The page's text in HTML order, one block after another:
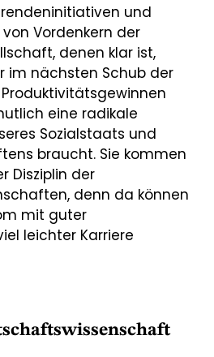
und
Vordenkern der
denen klar ist,
im nächsten Schub der
eine radikale
Sozialstaats und
braucht. Sie kommen
Disziplin der
denn da können
mit guter
leichter Karriere